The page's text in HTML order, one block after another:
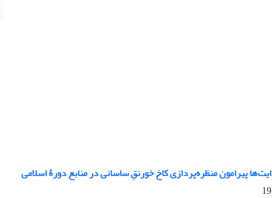
پیرامون منظره‌پردازی کاخ خورنقِ ساسانی در منابع دورۀ اسلامی